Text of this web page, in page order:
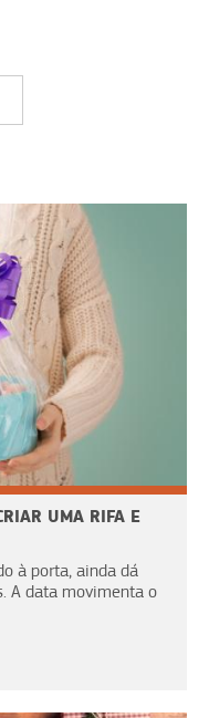
UMA RIFA E
à porta, ainda dá
A data movimenta o